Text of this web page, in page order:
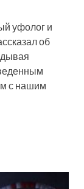
уфолог и
об
с нашим